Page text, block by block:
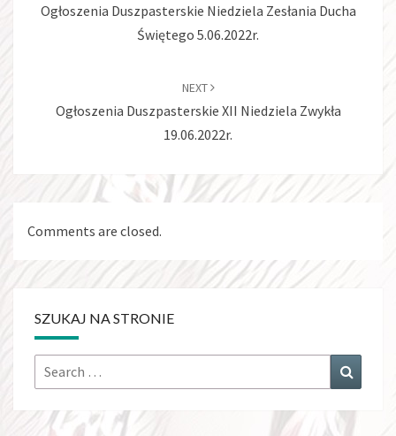
Ogłoszenia Duszpasterskie Niedziela Zesłania Ducha
Świętego 5.06.2022r.
NEXT
Ogłoszenia Duszpasterskie XII Niedziela Zwykła
19.06.2022r.
Comments are closed.
SZUKAJ NA STRONIE
Search
for: